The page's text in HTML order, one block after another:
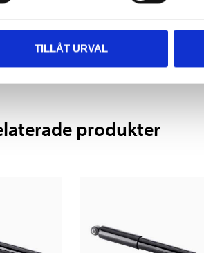
TILLÅT URVAL
produkter